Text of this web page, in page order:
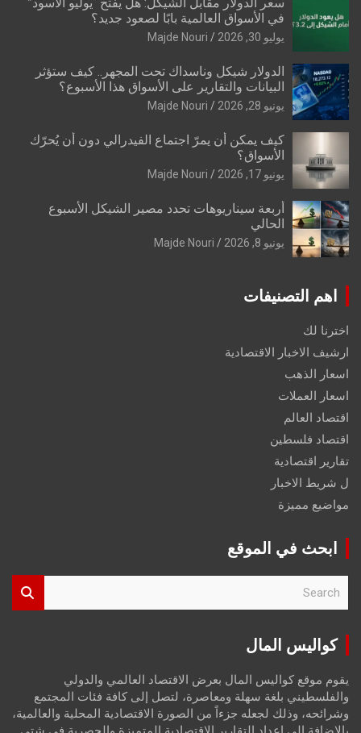
في الأسواق العالمية بابًا لصعود جديد؟
يوليو 30, 2026 Majde Nouri
الدولار شيكل وناسداك تحت المجهر.. كيف ستؤثر
البيانات والتقارير على الأسواق هذا الأسبوع؟
يونيو 28, 2026 Majde Nouri
كيف يمكن أن يمرّ اجتماع الفيدرالي دون أن يُحرّك
الأسواق؟
يونيو 17, 2026 Majde Nouri
أربعة سيناريوهات تحدد مصير الشيكل الأسبوع
الحالي
يونيو 8, 2026 Majde Nouri
اهم التصنيفات
اخترنا لك
ارشيف الاخبار الاقتصادية
اسعار الذهب
اسعار العملات
اقتصاد العالم
اقتصاد فلسطين
تقارير اقتصادية
ل شريط الاخبار
مواضيع مميزة
ابحث في الموقع
r
كواليس المال
يقوم موقع كواليس المال بعرض الاقتصاد العالمي والدولي
والفلسطيني بلغة سهلة ومعاصرة، لتصل إلى كافة فئات المجتمع
وشرائحه، وذلك لجعله جزءاً من الصورة الاقتصادية المحلية والعالمية،